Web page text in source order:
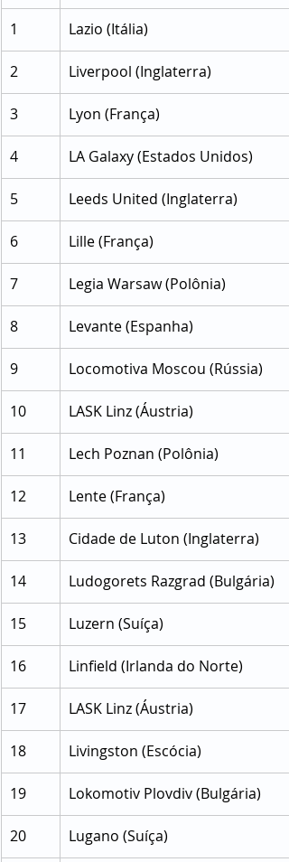
1 Lazio (Itália)
2 Liverpool (Inglaterra)
3 Lyon (França)
4 LA Galaxy (Estados Unidos)
5 Leeds United (Inglaterra)
6 Lille (França)
7 Legia Warsaw (Polônia)
8 Levante (Espanha)
9 Locomotiva Moscou (Rússia)
10 LASK Linz (Áustria)
11 Lech Poznan (Polônia)
12 Lente (França)
13 Cidade de Luton (Inglaterra)
14 Ludogorets Razgrad (Bulgária)
15 Luzern (Suíça)
16 Linfield (Irlanda do Norte)
17 LASK Linz (Áustria)
18 Livingston (Escócia)
19 Lokomotiv Plovdiv (Bulgária)
20 Lugano (Suíça)